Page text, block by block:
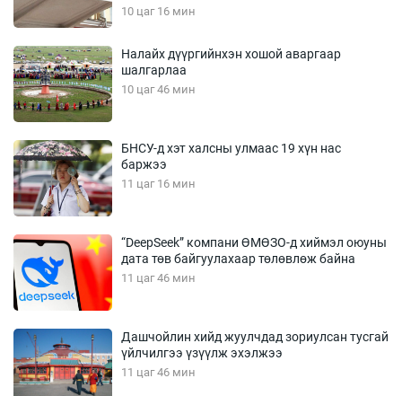
10 цаг 16 мин
Налайх дүүргийнхэн хошой аваргаар
шалгарлаа
10 цаг 46 мин
БНСУ-д хэт халсны улмаас 19 хүн нас
баржээ
11 цаг 16 мин
“DeepSeek” компани ӨМӨЗО-д хиймэл оюуны
дата төв байгуулахаар төлөвлөж байна
11 цаг 46 мин
Дашчойлин хийд жуулчдад зориулсан тусгай
үйлчилгээ үзүүлж эхэлжээ
11 цаг 46 мин